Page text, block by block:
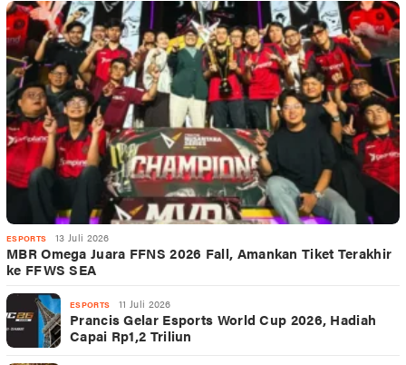
ESPORTS 13 Juli 2026
MBR Omega Juara FFNS 2026 Fall, Amankan Tiket Terakhir
ke FFWS SEA
ESPORTS 11 Juli 2026
Prancis Gelar Esports World Cup 2026, Hadiah
Capai Rp1,2 Triliun